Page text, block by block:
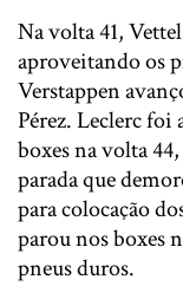
Na volta 41,
aproveitando os
Verstappen
Pérez. Leclerc foi
boxes na volta
parada que
para colocação
parou nos boxes
pneus duros.